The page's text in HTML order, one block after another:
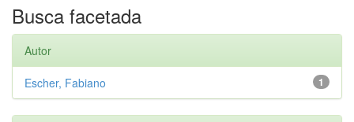
Busca facetada
Autor
1
Escher, Fabiano